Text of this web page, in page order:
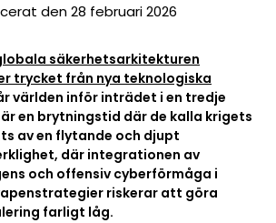
den 28 februari 2026
säkerhetsarkitekturen
trycket från nya teknologiska
världen inför inträdet i en tredje
en brytningstid där de kalla krigets
av en flytande och djupt
där integrationen av
och offensiv cyberförmåga i
riskerar att göra
farligt låg.